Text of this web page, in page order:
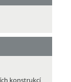
konstrukcí